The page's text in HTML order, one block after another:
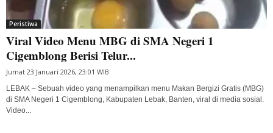
Peristiwa
Viral Video Menu MBG di SMA Negeri 1
Cigemblong Berisi Telur...
Jumat 23 Januari 2026, 23:01 WIB
LEBAK – Sebuah video yang menampilkan menu Makan Bergizi Gratis (MBG)
di SMA Negeri 1 Cigemblong, Kabupaten Lebak, Banten, viral di media sosial.
Video...